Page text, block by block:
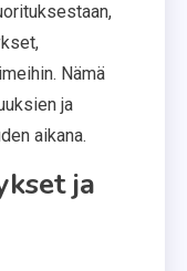
Nämä
ja
aikana.
ja